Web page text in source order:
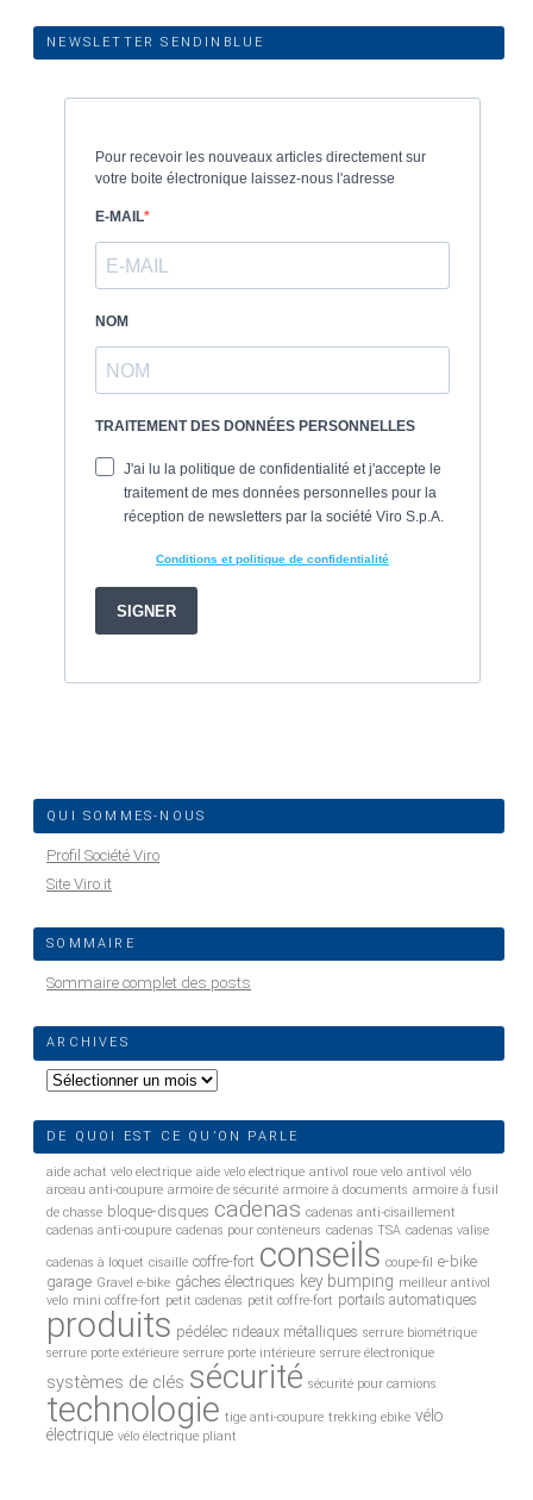
NEWSLETTER SENDINBLUE
QUI SOMMES-NOUS
Profil Société Viro
Site Viro.it
SOMMAIRE
Sommaire complet des posts
ARCHIVES
Archives
DE QUOI EST CE QU’ON PARLE
aide achat velo electrique aide velo electrique antivol roue velo antivol vélo
arceau anti-coupure armoire de sécurité armoire à documents armoire à fusil
de chasse bloque-disques cadenas cadenas anti-cisaillement
cadenas anti-coupure cadenas pour conteneurs cadenas TSA cadenas valise
cadenas à loquet cisaille coffre-fort conseils coupe-fil e-bike
garage Gravel e-bike gâches électriques key bumping meilleur antivol
velo mini coffre-fort petit cadenas petit coffre-fort portails automatiques
produits pédélec rideaux métalliques serrure biométrique
serrure porte extérieure serrure porte intérieure serrure électronique
systèmes de clés sécurité sécurité pour camions
technologie tige anti-coupure trekking ebike vélo
électrique vélo électrique pliant